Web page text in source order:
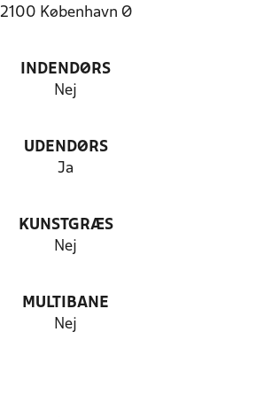
2100 København Ø
INDENDØRS
Nej
UDENDØRS
Ja
KUNSTGRÆS
Nej
MULTIBANE
Nej